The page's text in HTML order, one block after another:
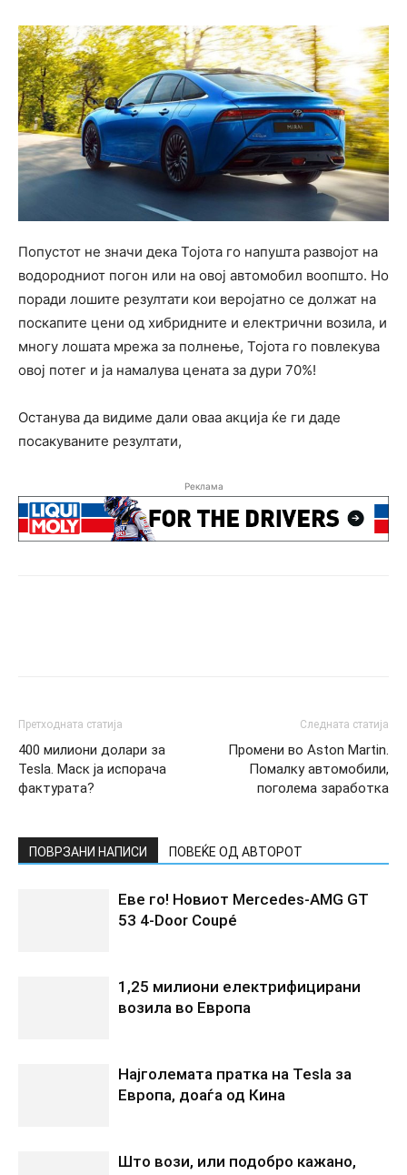
Попустот не значи дека Тојота го напушта развојот на
водородниот погон или на овој автомобил воопшто. Но
поради лошите резултати кои веројатно се должат на
поскапите цени од хибридните и електрични возила, и
многу лошата мрежа за полнење, Тојота го повлекува
овој потег и ја намалува цената за дури 70%!
Останува да видиме дали оваа акција ќе ги даде
посакуваните резултати,
Реклама
Претходната статија
400 милиони долари за
Tesla. Маск ја испорача
фактурата?
Следната статија
Промени во Aston Martin.
Помалку автомобили,
поголема заработка
ПОВРЗАНИ НАПИСИ ПОВЕЌЕ ОД АВТОРОТ
Еве го! Новиот Mercedes‑AMG GT
53 4‑Door Coupé
1,25 милиони електрифицирани
возила во Европа
Најголемата пратка на Tesla за
Европа, доаѓа од Кина
Што вози, или подобро кажано,